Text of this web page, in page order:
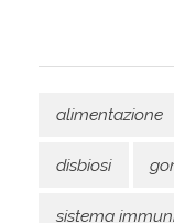
alimentazione
disbiosi
sistema